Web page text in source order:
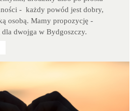
-  każdy powód jest dobry,
osobą. Mamy propozycję -
dwojga w Bydgoszczy.